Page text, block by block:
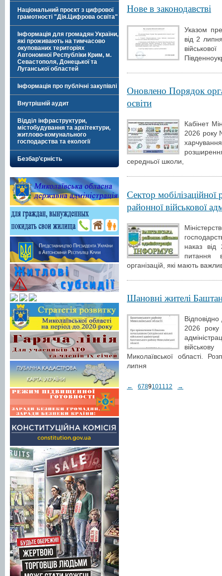
Національний проєкт з цифрової
грамотності "Дія.Цифрова освіта"
Інформація для громадян України,
які проживають на тимчасово
окупованих територіях
Автономної Республіки Крим, м.
Севастополя, Донецької та
Луганської областей
Інформація про публічні закупівлі
Внутрішній аудит
Відділ інфраструктури,
містобудування та архітектури,
житлово-комунального
господарства та екології
Безбар’єрність
Нове в законодавстві
Указом
від 2
Оновлено Порядок
освіти
Кабінет
2026 року
середньої школи,
Сектор
районної військової
наказ
питання
організацій, які мають
Шановні жителі
2026 року
Миколаївської області.
липня
← 6789101112 →